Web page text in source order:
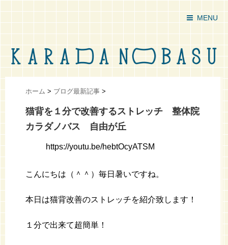
MENU
ホーム > ブログ最新記事 >
猫背を１分で改善するストレッチ 整体院
カラダノバス 自由が丘
https://youtu.be/hebtOcyATSM
こんにちは（＾＾）毎日暑いですね。
本日は猫背改善のストレッチを紹介致します！
１分で出来て超簡単！